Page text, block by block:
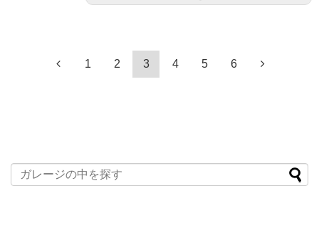
1 2 3 4 5 6